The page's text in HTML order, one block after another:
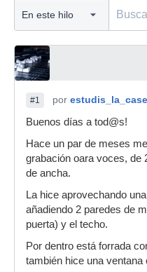
#1 por
Buenos días a tod@s!
Hace un par de meses
grabación oara voces, de
de ancha.
La hice aprovechando
añadiendo 2 paredes de
puerta) y el techo.
Por dentro está forrada
también hice una ventana